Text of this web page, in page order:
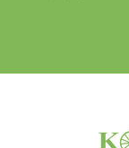
サイ